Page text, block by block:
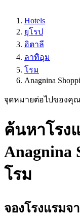
Hotels
ยุโรป
อิตาลี
ลาทิอุม
โรม
Anagnina
จุดหมายต่อไปของคุ
ค้นหาโรง
Anagnina
โรม
จองโรงแรมจ